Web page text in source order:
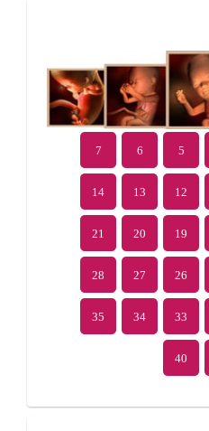
5
6
7
12
13
14
19
20
21
26
27
28
33
34
35
40